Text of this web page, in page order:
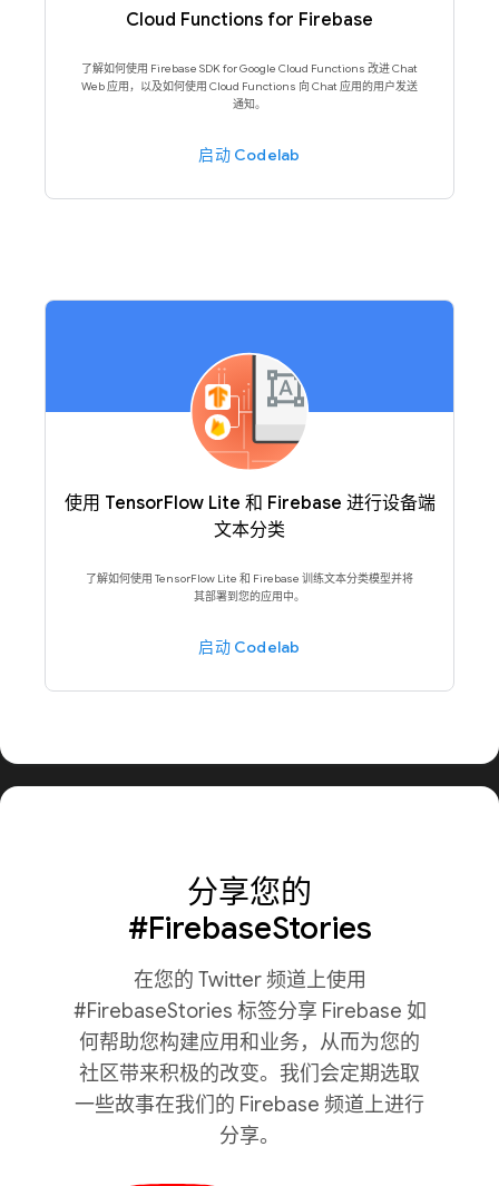
Cloud Functions for Firebase
了解如何使用 Firebase SDK for Google Cloud Functions 改进 Chat
Web 应用，以及如何使用 Cloud Functions 向 Chat 应用的用户发送
通知。
启动 Codelab
使用 TensorFlow Lite 和 Firebase 进行设备端
文本分类
了解如何使用 TensorFlow Lite 和 Firebase 训练文本分类模型并将
其部署到您的应用中。
启动 Codelab
分享您的
#FirebaseStories
在您的 Twitter 频道上使用
#FirebaseStories 标签分享 Firebase 如
何帮助您构建应用和业务，从而为您的
社区带来积极的改变。我们会定期选取
一些故事在我们的 Firebase 频道上进行
分享。